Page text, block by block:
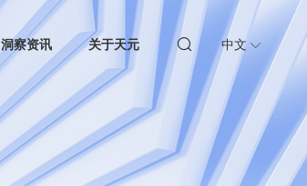
洞察资讯 关于天元 中文